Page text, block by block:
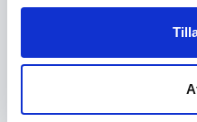
erfaring på området.
mulighed for i